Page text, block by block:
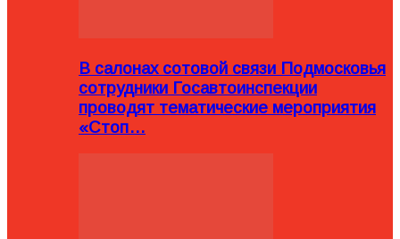
В салонах сотовой связи Подмосковья
сотрудники Госавтоинспекции
проводят тематические мероприятия
«Стоп…